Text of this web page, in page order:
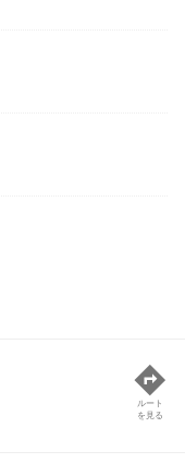
ルート
を見る